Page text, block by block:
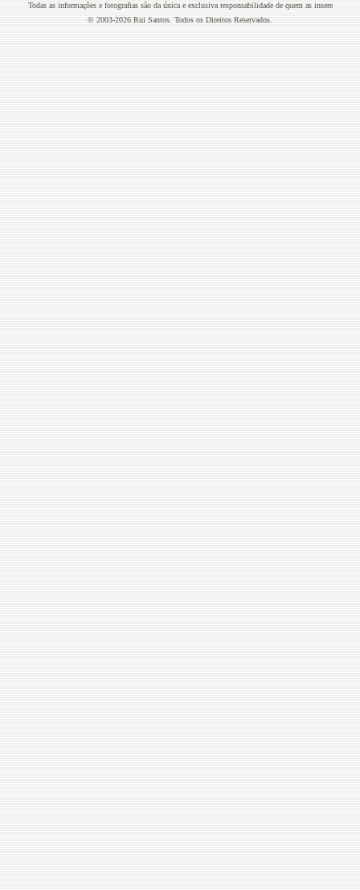
Todas as informações e fotografias são da única e exclusiva responsabilidade de quem as insere
© 2003-2026 Rui Santos. Todos os Direitos Reservados.